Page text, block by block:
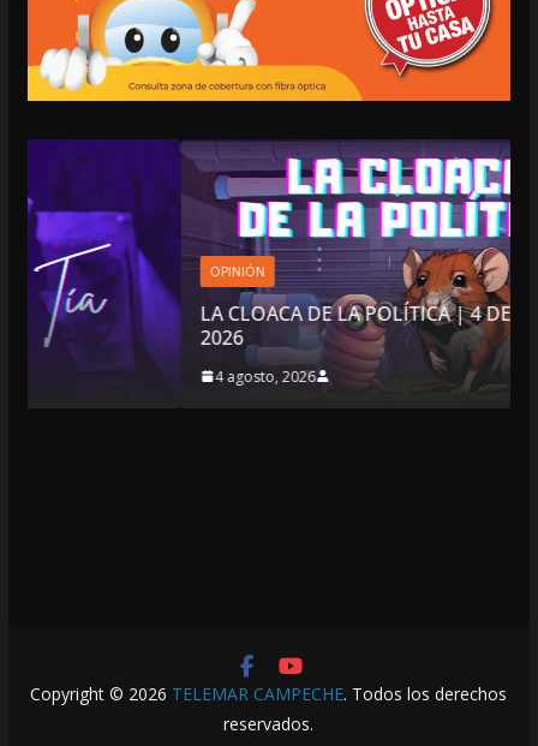
OPINIÓN
LA CLOACA DE LA POLÍTICA | 4 DE AGOSTO DE
2026
4 agosto, 2026
Copyright © 2026 TELEMAR CAMPECHE. Todos los derechos
reservados.